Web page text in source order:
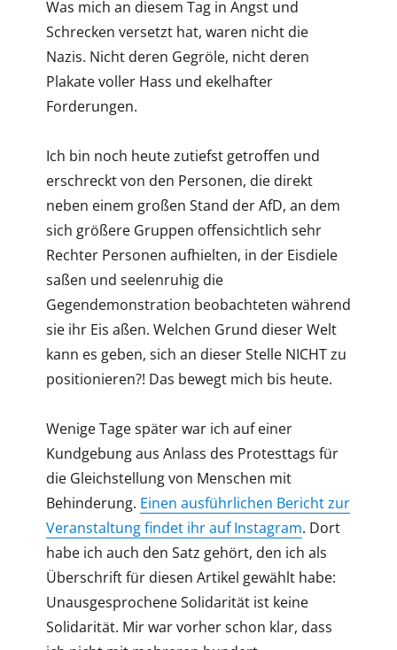
Was mich an diesem Tag in Angst und
Schrecken versetzt hat, waren nicht die
Nazis. Nicht deren Gegröle, nicht deren
Plakate voller Hass und ekelhafter
Forderungen.
Ich bin noch heute zutiefst getroffen und
erschreckt von den Personen, die direkt
neben einem großen Stand der AfD, an dem
sich größere Gruppen offensichtlich sehr
Rechter Personen aufhielten, in der Eisdiele
saßen und seelenruhig die
Gegendemonstration beobachteten während
sie ihr Eis aßen. Welchen Grund dieser Welt
kann es geben, sich an dieser Stelle NICHT zu
positionieren?! Das bewegt mich bis heute.
Wenige Tage später war ich auf einer
Kundgebung aus Anlass des Protesttags für
die Gleichstellung von Menschen mit
Behinderung. Einen ausführlichen Bericht zur
Veranstaltung findet ihr auf Instagram. Dort
habe ich auch den Satz gehört, den ich als
Überschrift für diesen Artikel gewählt habe:
Unausgesprochene Solidarität ist keine
Solidarität. Mir war vorher schon klar, dass